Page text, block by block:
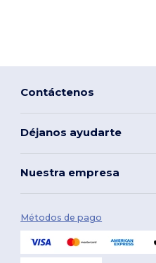
Contáctenos
Déjanos ayudarte
Nuestra empresa
Métodos de pago